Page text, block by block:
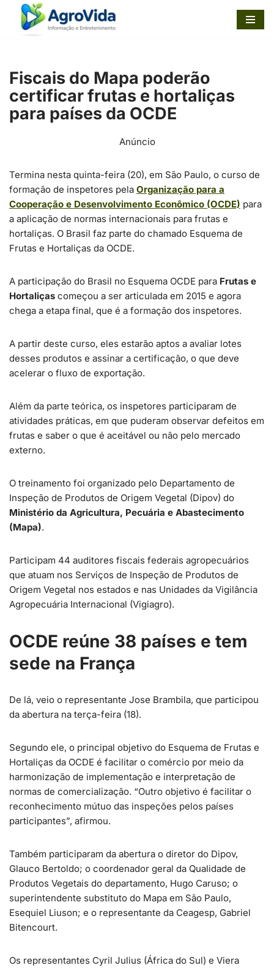
Pular
conteúdo
Fiscais do Mapa poderão
certificar frutas e hortaliças
para países da OCDE
Anúncio
Termina nesta quinta-feira (20), em São Paulo, o curso de
formação de inspetores pela Organização para a
Cooperação e Desenvolvimento Econômico (OCDE) para
a aplicação de normas internacionais para frutas e
hortaliças. O Brasil faz parte do chamado Esquema de
Frutas e Hortaliças da OCDE.
A participação do Brasil no Esquema OCDE para Frutas e
Hortaliças começou a ser articulada em 2015 e agora
chega a etapa final, que é a formação dos inspetores.
A partir deste curso, eles estarão aptos a avaliar lotes
desses produtos e assinar a certificação, o que deve
acelerar o fluxo de exportação.
Além da parte teórica, os inspetores participaram de
atividades práticas, em que puderam observar defeitos em
frutas e saber o que é aceitável ou não pelo mercado
externo.
O treinamento foi organizado pelo Departamento de
Inspeção de Produtos de Origem Vegetal (Dipov) do
Ministério da Agricultura, Pecuária e Abastecimento
(Mapa).
Participam 44 auditores fiscais federais agropecuários
que atuam nos Serviços de Inspeção de Produtos de
Origem Vegetal nos estados e nas Unidades da Vigilância
Agropecuária Internacional (Vigiagro).
OCDE reúne 38 países e tem
sede na França
De lá, veio o representante Jose Brambila, que participou
da abertura na terça-feira (18).
Segundo ele, o principal objetivo do Esquema de Frutas e
Hortaliças da OCDE é facilitar o comércio por meio da
harmonização de implementação e interpretação de
normas de comercialização. “Outro objetivo é facilitar o
reconhecimento mútuo das inspeções pelos países
participantes”, afirmou.
Também participaram da abertura o diretor do Dipov,
Glauco Bertoldo; o coordenador geral da Qualidade de
Produtos Vegetais do departamento, Hugo Caruso; o
superintendente substituto do Mapa em São Paulo,
Esequiel Liuson; e o representante da Ceagesp, Gabriel
Bitencourt.
Os representantes Cyril Julius (África do Sul) e Viera